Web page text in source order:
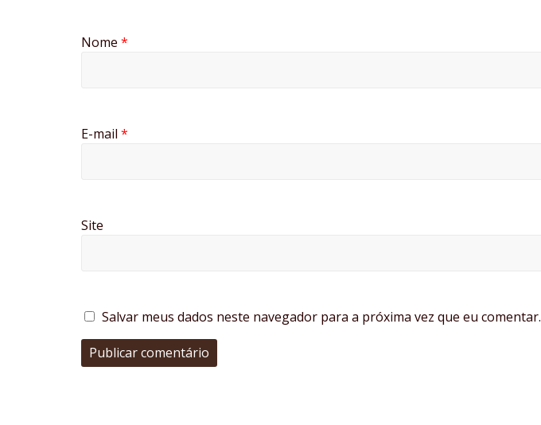
Nome *
E-mail *
Site
Salvar meus dados neste navegador para a próxima vez que eu comentar.